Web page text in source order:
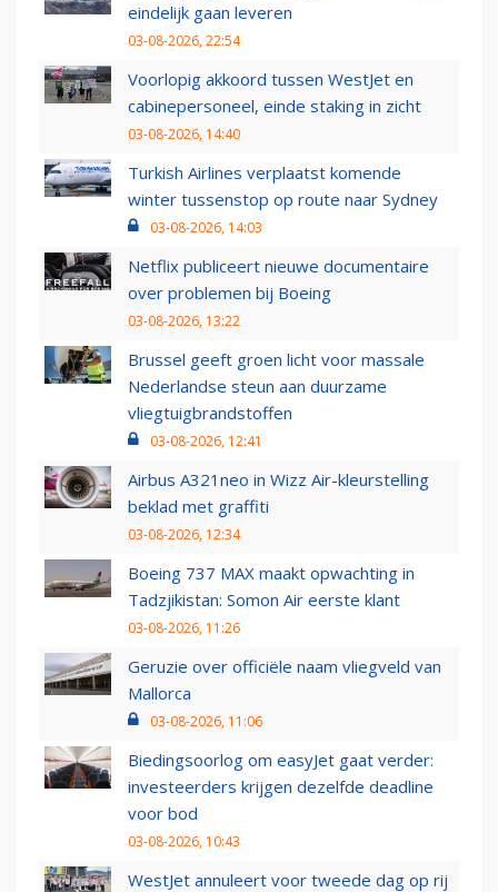
eindelijk gaan leveren
03-08-2026, 22:54
Voorlopig akkoord tussen WestJet en
cabinepersoneel, einde staking in zicht
03-08-2026, 14:40
Turkish Airlines verplaatst komende
winter tussenstop op route naar Sydney
03-08-2026, 14:03
Netflix publiceert nieuwe documentaire
over problemen bij Boeing
03-08-2026, 13:22
Brussel geeft groen licht voor massale
Nederlandse steun aan duurzame
vliegtuigbrandstoffen
03-08-2026, 12:41
Airbus A321neo in Wizz Air-kleurstelling
beklad met graffiti
03-08-2026, 12:34
Boeing 737 MAX maakt opwachting in
Tadzjikistan: Somon Air eerste klant
03-08-2026, 11:26
Geruzie over officiële naam vliegveld van
Mallorca
03-08-2026, 11:06
Biedingsoorlog om easyJet gaat verder:
investeerders krijgen dezelfde deadline
voor bod
03-08-2026, 10:43
WestJet annuleert voor tweede dag op rij